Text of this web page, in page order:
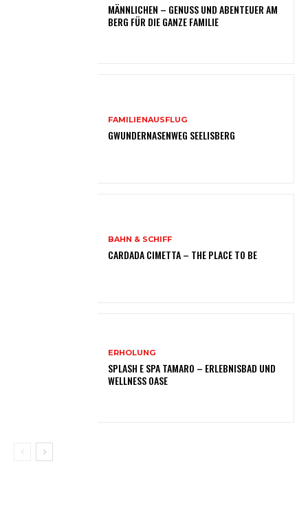
MÄNNLICHEN – GENUSS UND ABENTEUER AM
BERG FÜR DIE GANZE FAMILIE
FAMILIENAUSFLUG
GWUNDERNASENWEG SEELISBERG
BAHN & SCHIFF
CARDADA CIMETTA – THE PLACE TO BE
ERHOLUNG
SPLASH E SPA TAMARO – ERLEBNISBAD UND
WELLNESS OASE